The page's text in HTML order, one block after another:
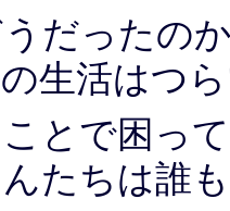
だったの
生活はつ
ことで困っ
たちは誰